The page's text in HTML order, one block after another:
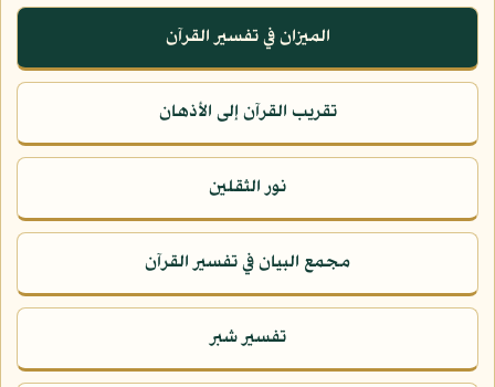
الميزان في تفسير القرآن
تقريب القرآن إلى الأذهان
نور الثقلين
مجمع البيان في تفسير القرآن
تفسير شبر